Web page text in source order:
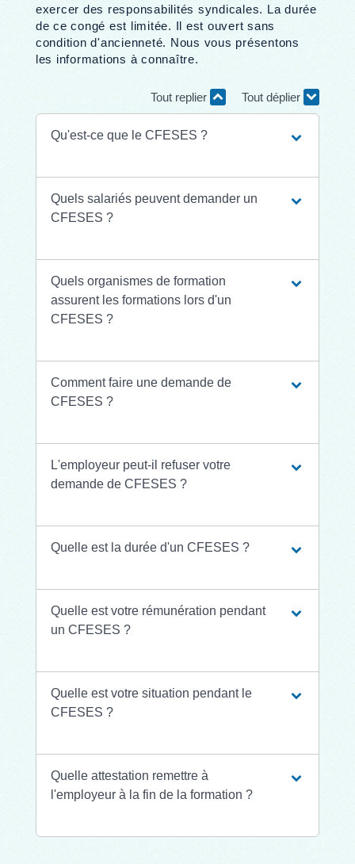
exercer des responsabilités syndicales. La durée
de ce congé est limitée. Il est ouvert sans
condition d'ancienneté. Nous vous présentons
les informations à connaître.
Tout replier Tout déplier
Qu'est-ce que le CFESES ?
Quels salariés peuvent demander un
CFESES ?
Quels organismes de formation
assurent les formations lors d'un
CFESES ?
Comment faire une demande de
CFESES ?
L'employeur peut-il refuser votre
demande de CFESES ?
Quelle est la durée d'un CFESES ?
Quelle est votre rémunération pendant
un CFESES ?
Quelle est votre situation pendant le
CFESES ?
Quelle attestation remettre à
l'employeur à la fin de la formation ?